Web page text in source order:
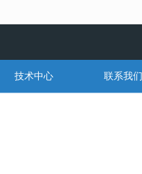
技术中心 联系我们